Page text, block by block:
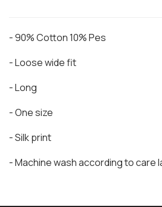
- 90% Cotton 10% Pes
- Loose wide fit
- Long
- One size
- Silk print
- Machine wash according to care